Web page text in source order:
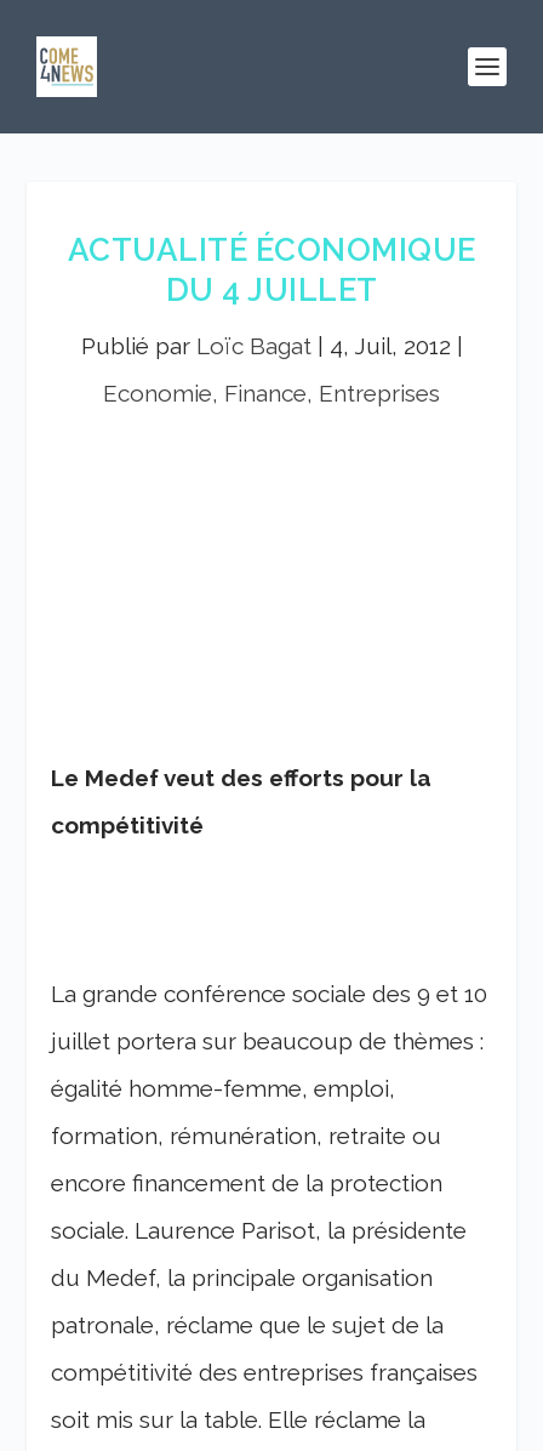
ACTUALITÉ ÉCONOMIQUE
DU 4 JUILLET
Publié par Loïc Bagat| 4, Juil, 2012
Economie, Finance, Entreprises
Le Medef veut des efforts pour la
compétitivité
La grande conférence sociale des 9 et 10
juillet portera sur beaucoup de thèmes :
égalité homme-femme, emploi,
formation, rémunération, retraite ou
encore financement de la protection
sociale. Laurence Parisot, la présidente
du Medef, la principale organisation
patronale, réclame que le sujet de la
compétitivité des entreprises françaises
soit mis sur la table. Elle réclame la